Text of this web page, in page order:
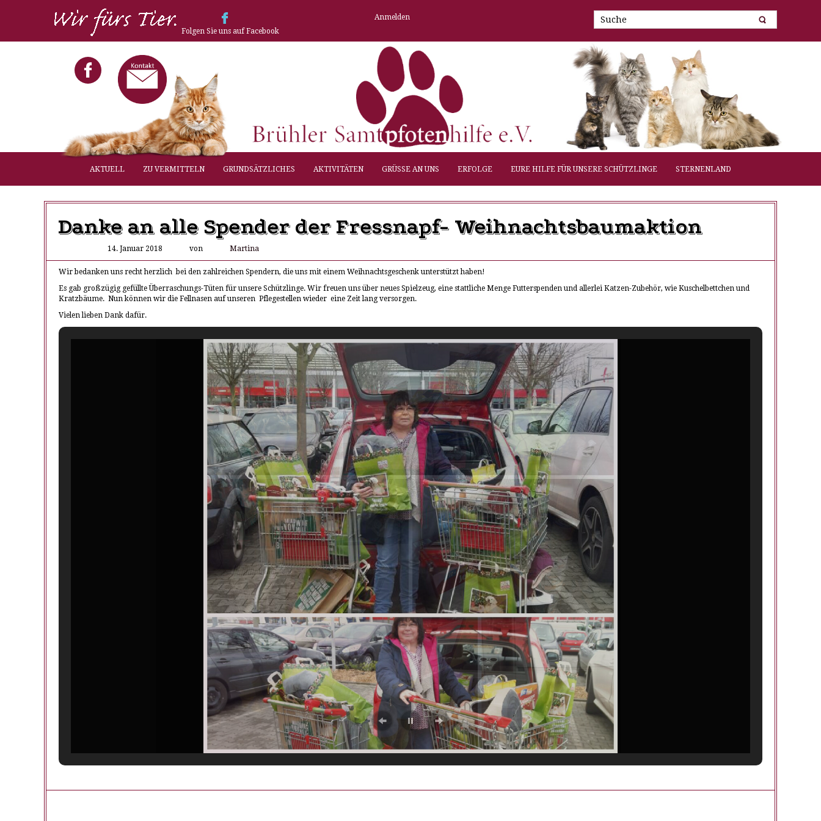
Anmelden
Folgen Sie uns auf Facebook
AKTUELL ZU VERMITTELN GRUNDSÄTZLICHES AKTIVITÄTEN GRÜSSE AN UNS ERFOLGE EURE HILFE FÜR UNSERE SCHÜTZLINGE STERNENLAND
Danke an alle Spender der Fressnapf- Weihnachtsbaumaktion
14. Januar 2018 von Martina
Wir bedanken uns recht herzlich bei den zahlreichen Spendern, die uns mit einem Weihnachtsgeschenk unterstützt haben!
Es gab großzügig gefüllte Überraschungs-Tüten für unsere Schützlinge. Wir freuen uns über neues Spielzeug, eine stattliche Menge Futterspenden und allerlei Katzen-Zubehör, wie Kuschelbettchen und
Kratzbäume. Nun können wir die Fellnasen auf unseren Pflegestellen wieder eine Zeit lang versorgen.
Vielen lieben Dank dafür.